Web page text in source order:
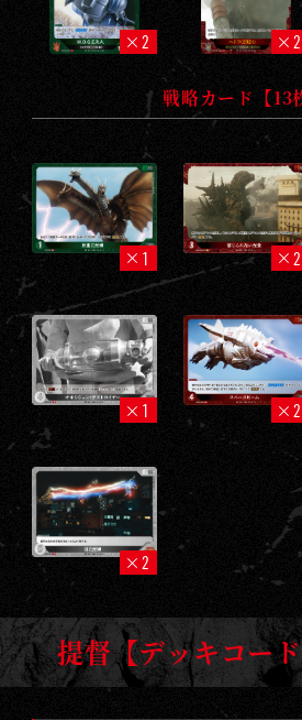
2 2
戦略カード【13
1 2
1 2
2
提督【デッキコー